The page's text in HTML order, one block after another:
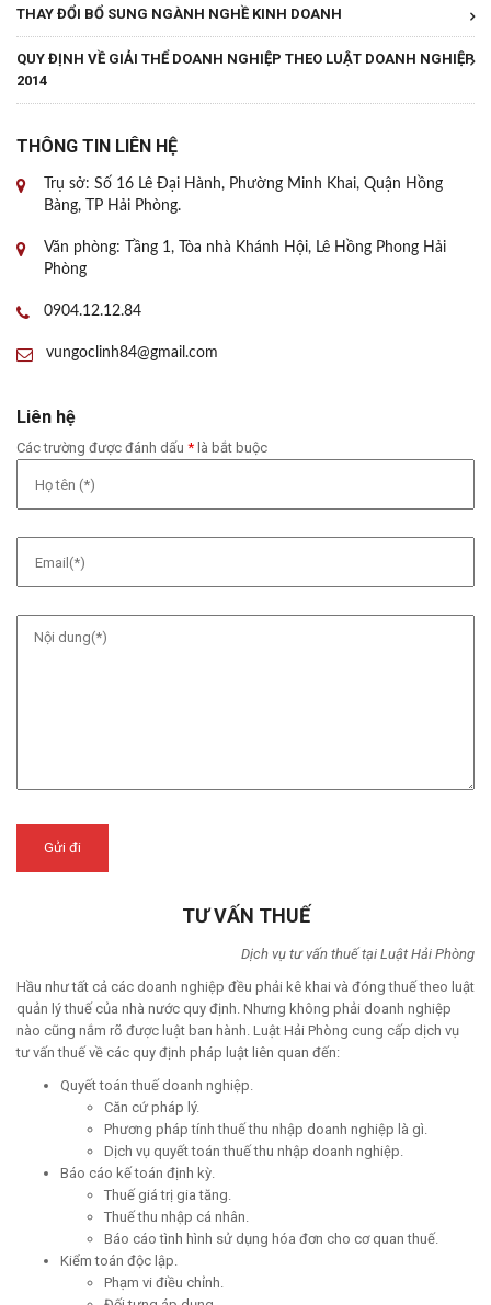
THAY ĐỔI BỔ SUNG NGÀNH NGHỀ KINH DOANH
QUY ĐỊNH VỀ GIẢI THỂ DOANH NGHIỆP THEO LUẬT DOANH NGHIỆP
2014
THÔNG TIN LIÊN HỆ
Trụ sở: Số 16 Lê Đại Hành, Phường Minh Khai, Quận Hồng
Bàng, TP Hải Phòng.
Văn phòng: Tầng 1, Tòa nhà Khánh Hội, Lê Hồng Phong Hải
Phòng
0904.12.12.84
vungoclinh84@gmail.com
Liên hệ
Các trường được đánh dấu * là bắt buộc
TƯ VẤN THUẾ
Dịch vụ tư vấn thuế tại Luật Hải Phòng
Hầu như tất cả các doanh nghiệp đều phải kê khai và đóng thuế theo luật
quản lý thuế của nhà nước quy định. Nhưng không phải doanh nghiệp
nào cũng nắm rõ được luật ban hành. Luật Hải Phòng cung cấp dịch vụ
tư vấn thuế về các quy định pháp luật liên quan đến:
Quyết toán thuế doanh nghiệp.
Căn cứ pháp lý.
Phương pháp tính thuế thu nhập doanh nghiệp là gì.
Dịch vụ quyết toán thuế thu nhập doanh nghiệp.
Báo cáo kế toán định kỳ.
Thuế giá trị gia tăng.
Thuế thu nhập cá nhân.
Báo cáo tình hình sử dụng hóa đơn cho cơ quan thuế.
Kiểm toán độc lập.
Phạm vi điều chỉnh.